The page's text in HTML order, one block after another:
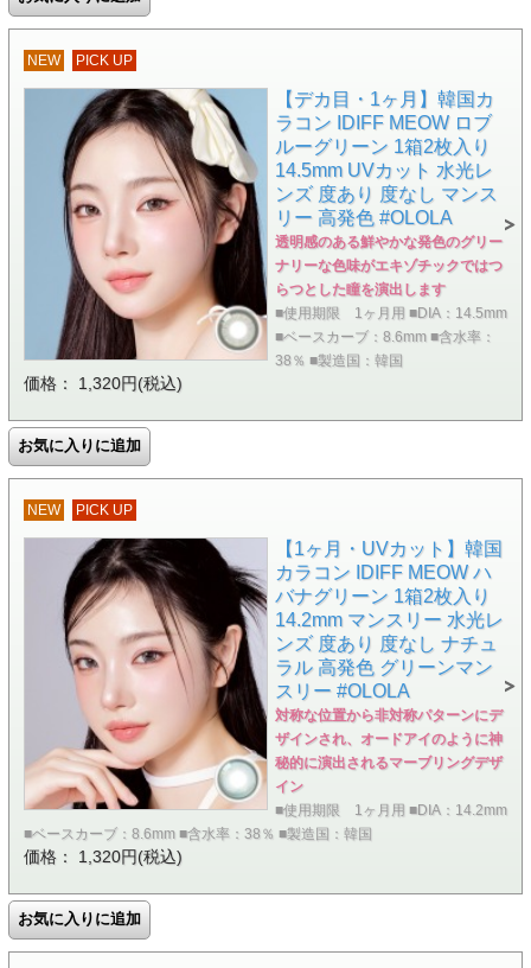
NEW PICK UP
【デカ目・1ヶ月】韓国カ
ラコン IDIFF MEOW ロブ
ルーグリーン 1箱2枚入り
14.5mm UVカット 水光レ
ンズ 度あり 度なし マンス
リー 高発色 #OLOLA
透明感のある鮮やかな発色のグリー
ナリーな色味がエキゾチックではつ
らつとした瞳を演出します
■使用期限 1ヶ月用 ■DIA：14.5mm
■ベースカーブ：8.6mm ■含水率：
38％ ■製造国：韓国
価格： 1,320円(税込)
NEW PICK UP
【1ヶ月・UVカット】韓国
カラコン IDIFF MEOW ハ
バナグリーン 1箱2枚入り
14.2mm マンスリー 水光レ
ンズ 度あり 度なし ナチュ
ラル 高発色 グリーンマン
スリー #OLOLA
対称な位置から非対称パターンにデ
ザインされ、オードアイのように神
秘的に演出されるマーブリングデザ
イン
■使用期限 1ヶ月用 ■DIA：14.2mm
■ベースカーブ：8.6mm ■含水率：38％ ■製造国：韓国
価格： 1,320円(税込)